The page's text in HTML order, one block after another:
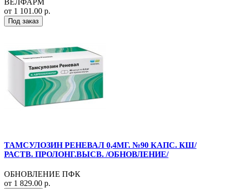
от 1 101.00 р.
Под заказ
ТАМСУЛОЗИН РЕНЕВАЛ 0,4МГ. №90 КАПС. КШ/
РАСТВ. ПРОЛОНГ.ВЫСВ. /ОБНОВЛЕНИЕ/
ОБНОВЛЕНИЕ ПФК
от 1 829.00 р.